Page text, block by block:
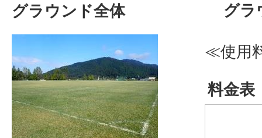
グラウンド全体 グラ
≪使用
料金表